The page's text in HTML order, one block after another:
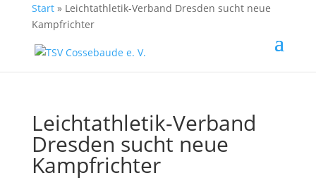
Start» Leichtathletik-Verband Dresden sucht neue
Kampfrichter
Leichtathletik-Verband
Dresden sucht neue
Kampfrichter